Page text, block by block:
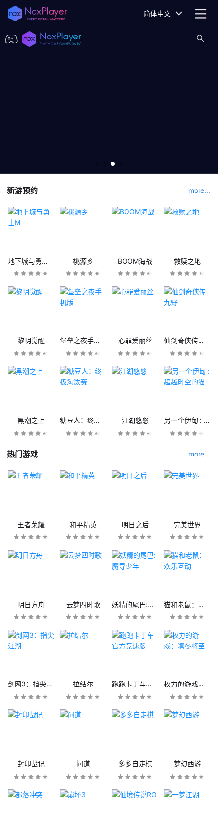
简体中文
新游预约 more...
地下城与勇士M 桃源乡 BOOM海战 救赎之地
黎明觉醒 堡垒之夜手机版 心罪爱丽丝 仙剑奇侠传九野
黑潮之上 糖豆人：终极淘汰赛 江湖悠悠 另一个伊甸 : 超越时空的猫
热门游戏 more...
王者荣耀 和平精英 明日之后 完美世界
明日方舟 云梦四时歌 妖精的尾巴:魔导少年 猫和老鼠：欢乐互动
剑网3：指尖江湖 拉结尔 跑跑卡丁车官方竞速版 权力的游戏：凛冬将至
封印战记 问道 多多自走棋 梦幻西游